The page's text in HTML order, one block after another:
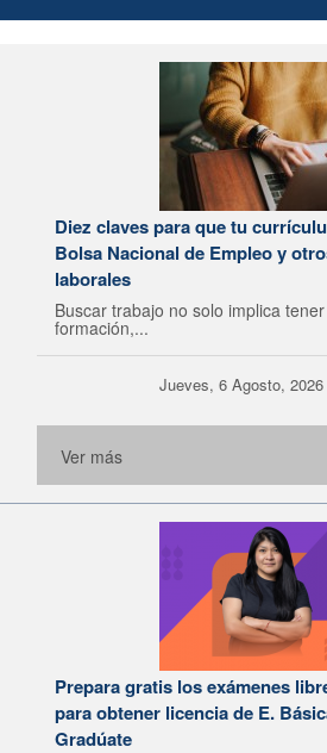
Diez claves para que tu
Bolsa Nacional de Empleo y
laborales
Buscar trabajo no solo implica
formación,...
Jueves, 6 Agosto, 2026
Ver más
Prepara gratis los exámenes
para obtener licencia de E.
Gradúate